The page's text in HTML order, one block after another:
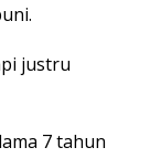
justru
7 tahun